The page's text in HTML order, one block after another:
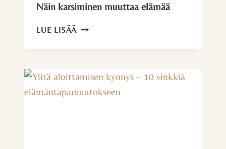
Näin karsiminen muuttaa elämää
LUE LISÄÄ NÄIN
MUUTTAA